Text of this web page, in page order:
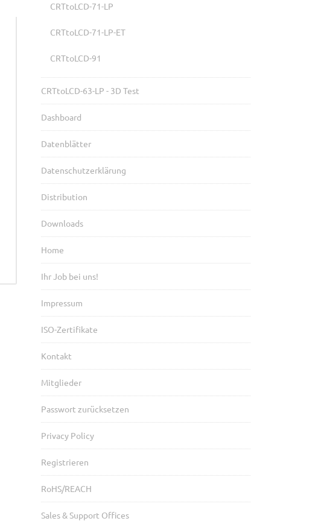
CRTtoLCD-71-LP
CRTtoLCD-71-LP-ET
CRTtoLCD-91
CRTtoLCD-63-LP - 3D Test
Dashboard
Datenblätter
Datenschutzerklärung
Distribution
Downloads
Home
Ihr Job bei uns!
Impressum
ISO-Zertifikate
Kontakt
Mitglieder
Passwort zurücksetzen
Privacy Policy
Registrieren
RoHS/REACH
Sales & Support Offices